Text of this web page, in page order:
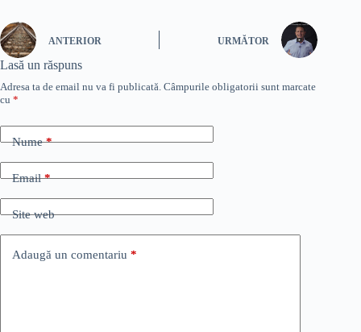
ANTERIOR URMĂTOR
Lasă un răspuns
Adresa ta de email nu va fi publicată. Câmpurile obligatorii sunt marcate
cu *
Nume*
Email*
Site web
Adaugă un comentariu *